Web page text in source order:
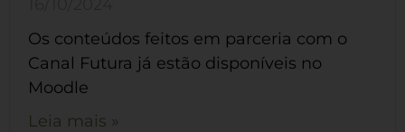
Os conteúdos feitos em parceria com o
Canal Futura já estão disponíveis no
Moodle
Leia mais »